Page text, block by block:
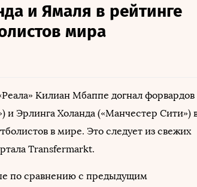
и Ямаля в рейтинге
мира
Килиан Мбаппе догнал форвардов
и Эрлинга Холанда («Манчестер Сити»)
в мире. Это следует из свежих
Transfermarkt.
по сравнению с предыдущим